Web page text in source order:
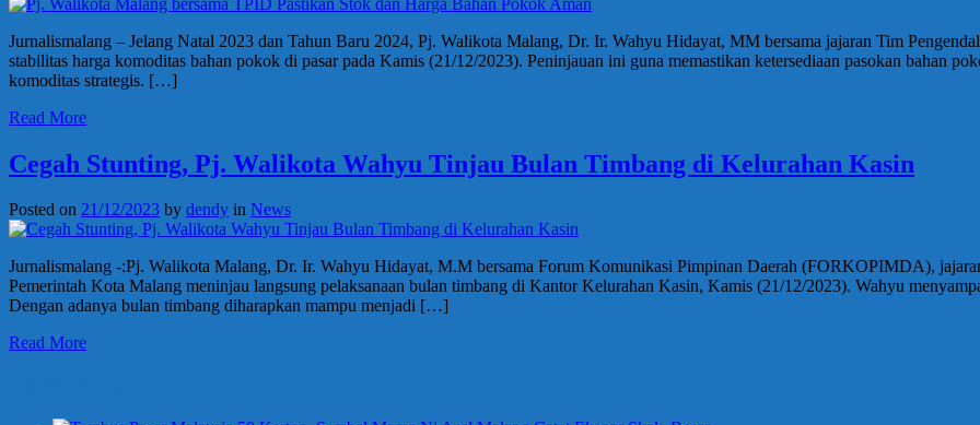
Jurnalismalang – Jelang Natal 2023 dan Tahun Baru 2024, Pj. Walikota Malang, Dr. Ir. Wahyu Hidayat, MM bersama jajaran Tim
stabilitas harga komoditas bahan pokok di pasar pada Kamis (21/12/2023). Peninjauan ini guna memastikan ketersediaan pasokan bahan
komoditas strategis. […]
Read More
Cegah Stunting, Pj. Walikota Wahyu Tinjau Bulan Timbang di Kelurahan Kasin
Posted on 21/12/2023 by dendy in News
Jurnalismalang -:Pj. Walikota Malang, Dr. Ir. Wahyu Hidayat, M.M bersama Forum Komunikasi Pimpinan Daerah (FORKOPIMDA),
Pemerintah Kota Malang meninjau langsung pelaksanaan bulan timbang di Kantor Kelurahan Kasin, Kamis (21/12/2023). Wahyu
Dengan adanya bulan timbang diharapkan mampu menjadi […]
Read More